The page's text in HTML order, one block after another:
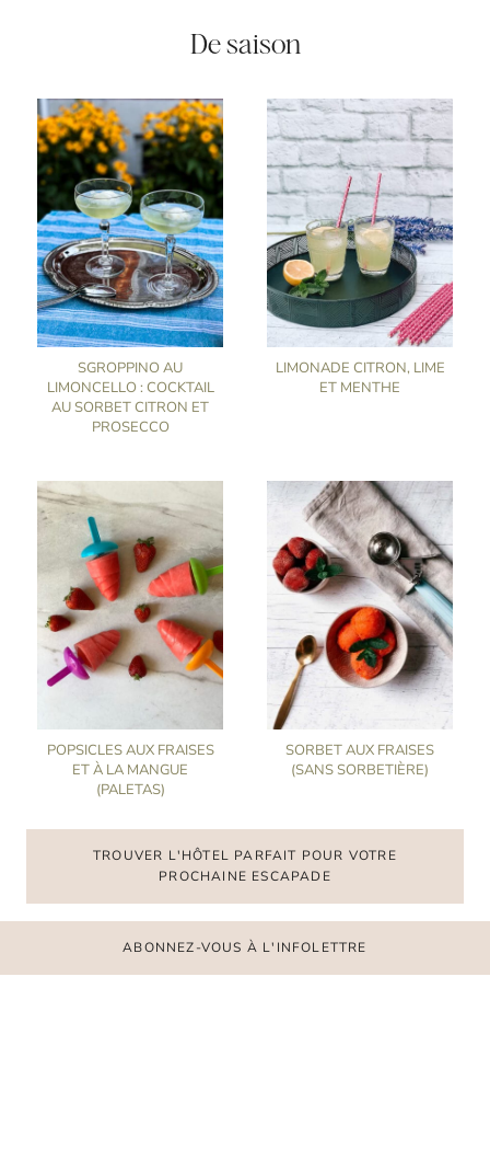
De saison
SGROPPINO AU
LIMONCELLO : COCKTAIL
AU SORBET CITRON ET
PROSECCO
LIMONADE CITRON, LIME
ET MENTHE
POPSICLES AUX FRAISES
ET À LA MANGUE
(PALETAS)
SORBET AUX FRAISES
(SANS SORBETIÈRE)
TROUVER L'HÔTEL PARFAIT POUR VOTRE
PROCHAINE ESCAPADE
ABONNEZ-VOUS À L'INFOLETTRE